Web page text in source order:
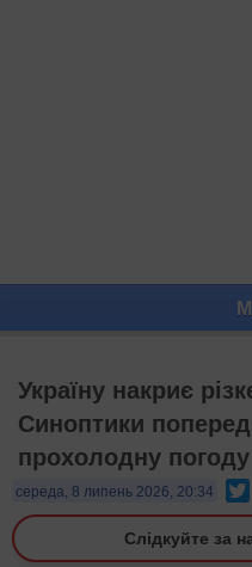
Україну накриє
Синоптики
прохолодну погоду
середа, 8 липень 2026, 20:34
Слідкуйте за